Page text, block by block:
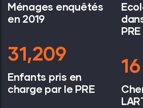
Ménages enquêtés
en 2019
41,000
Enfants pris en
charge par le PRE
PRE
21